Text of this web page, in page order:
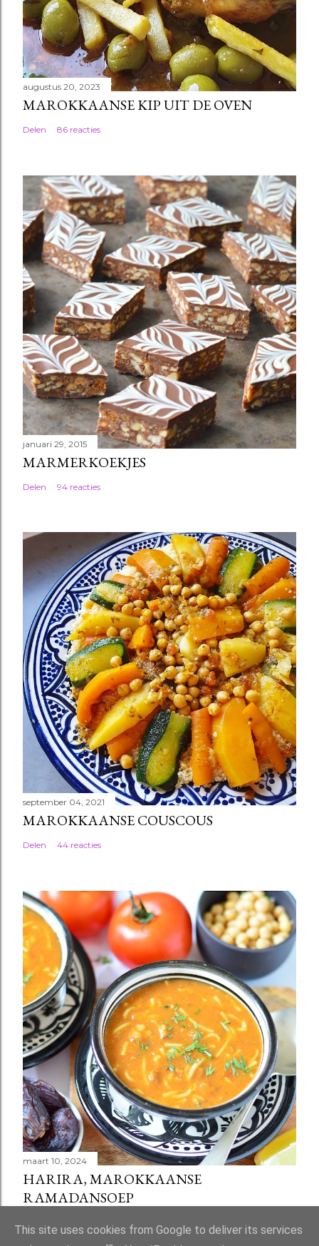
augustus 20, 2023
MAROKKAANSE KIP UIT DE OVEN
Delen 86 reacties
januari 29, 2015
MARMERKOEKJES
Delen 94 reacties
september 04, 2021
MAROKKAANSE COUSCOUS
Delen 44 reacties
maart 10, 2024
HARIRA, MAROKKAANSE
RAMADANSOEP
This site uses cookies from Google to deliver its services